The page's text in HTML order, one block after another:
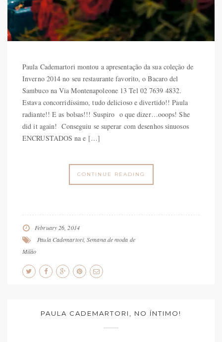
Paula Cademartori montou a apresentação da sua coleção de
Inverno 2014 no seu restaurante favorito, o Bacaro del
Sambuco na Via Montenapoleone 13 Tel 02 7639 4832.
Estava concorridíssimo, tudo delicioso e divertido!! Paula
radiante!! E as bolsas!!! Suspiro o que dizer…ooops! She
did it again! Conseguiu se superar com desenhos sinuosos
ENCRUSTADOS na e […]
CONTINUE READING
February 26, 2014
Paula Cademartori,Semana de moda de
Milão
PAULA CADEMARTORI, NO ÍNTIMO!